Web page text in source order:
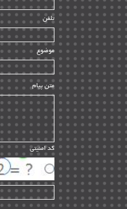
راه اندازی | ۹
سازندگان و تامین کنندگان
تامین مالی و سرمایه گذاری
ماشین آلات
مدیریت پروژه
مدیریت دانش
مدیریت سازمانی و عمومی | ۲
تأمین کالا | ۱۳
EPC | ۲۰
پیمانکاران بین المللی | ۸
اطلاعات انرژی کشورها | ۱۴
پروژه های خارجی | ۱۵
تلفن
موضوع
متن پیام
کد امنیتی